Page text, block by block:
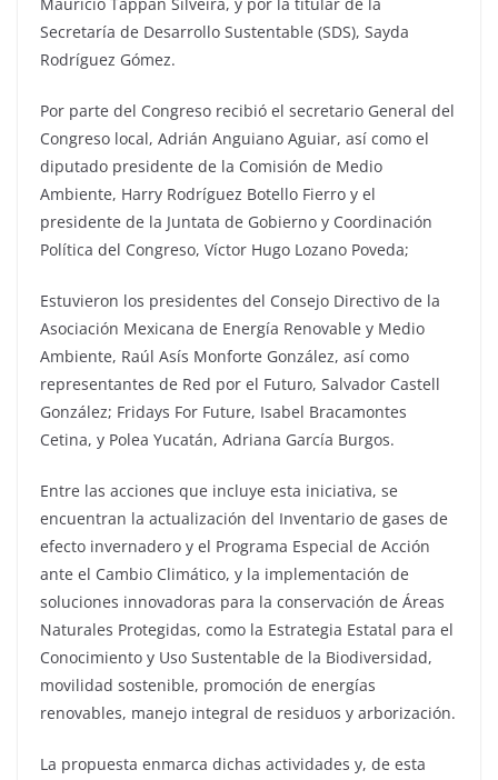
Mauricio Tappan Silveira, y por la titular de la
Secretaría de Desarrollo Sustentable (SDS), Sayda
Rodríguez Gómez.
Por parte del Congreso recibió el secretario General del
Congreso local, Adrián Anguiano Aguiar, así como el
diputado presidente de la Comisión de Medio
Ambiente, Harry Rodríguez Botello Fierro y el
presidente de la Juntata de Gobierno y Coordinación
Política del Congreso, Víctor Hugo Lozano Poveda;
Estuvieron los presidentes del Consejo Directivo de la
Asociación Mexicana de Energía Renovable y Medio
Ambiente, Raúl Asís Monforte González, así como
representantes de Red por el Futuro, Salvador Castell
González; Fridays For Future, Isabel Bracamontes
Cetina, y Polea Yucatán, Adriana García Burgos.
Entre las acciones que incluye esta iniciativa, se
encuentran la actualización del Inventario de gases de
efecto invernadero y el Programa Especial de Acción
ante el Cambio Climático, y la implementación de
soluciones innovadoras para la conservación de Áreas
Naturales Protegidas, como la Estrategia Estatal para el
Conocimiento y Uso Sustentable de la Biodiversidad,
movilidad sostenible, promoción de energías
renovables, manejo integral de residuos y arborización.
La propuesta enmarca dichas actividades y, de esta